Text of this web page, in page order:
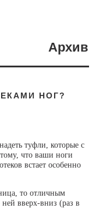
Архив
НОГ?
туфли, которые с
что ваши ноги
встает особенно
то отличным
ней вверх-вниз (раз в